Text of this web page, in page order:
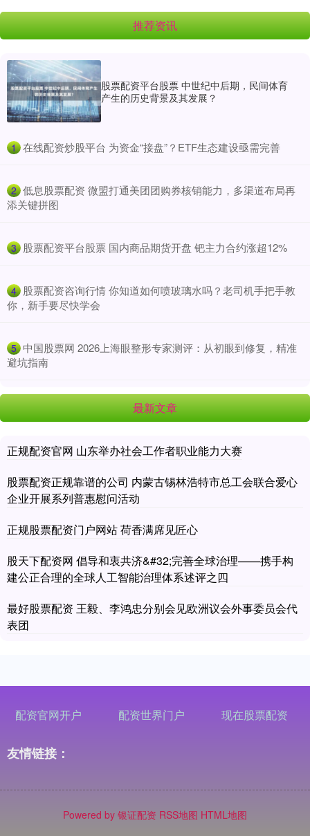
推荐资讯
股票配资平台股票 中世纪中后期，民间体育
产生的历史背景及其发展？
1 ​在线配资炒股平台 为资金“接盘”？ETF生态建设亟需完善
2 ​低息股票配资 微盟打通美团团购券核销能力，多渠道布局再
添关键拼图
3 ​股票配资平台股票 国内商品期货开盘 钯主力合约涨超12%
4 ​股票配资咨询行情 你知道如何喷玻璃水吗？老司机手把手教
你，新手要尽快学会
5 ​中国股票网 2026上海眼整形专家测评：从初眼到修复，精准
避坑指南
最新文章
正规配资官网 山东举办社会工作者职业能力大赛
股票配资正规靠谱的公司 内蒙古锡林浩特市总工会联合爱心
企业开展系列普惠慰问活动
正规股票配资门户网站 荷香满席见匠心
股天下配资网 倡导和衷共济&#32;完善全球治理——携手构
建公正合理的全球人工智能治理体系述评之四
最好股票配资 王毅、李鸿忠分别会见欧洲议会外事委员会代
表团
配资官网开户 配资世界门户 现在股票配资
友情链接：
Powered by 银证配资 RSS地图 HTML地图